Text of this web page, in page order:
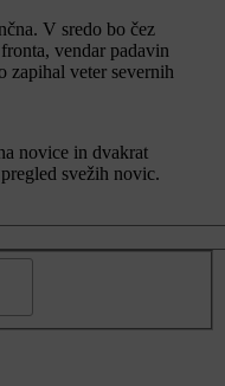
V sredo bo čez
vendar padavin
zapihal veter severnih
novice in dvakrat
svežih novic.